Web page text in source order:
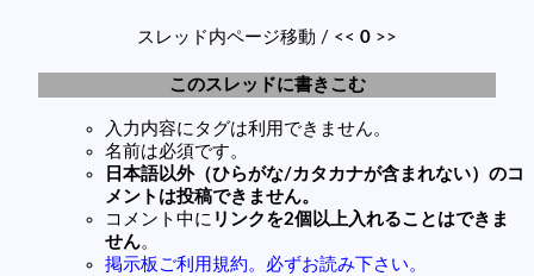
スレッド内ページ移動 / << 0 >>
このスレッドに書きこむ
入力内容にタグは利用できません。
名前は必須です。
日本語以外（ひらがな/カタカナが含まれない）のコ
メントは投稿できません。
コメント中に リンクを2個以上入れることはできま
せん。
掲示板ご利用規約。必ずお読み下さい。